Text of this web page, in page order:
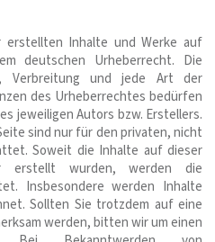
erstellten Inhalte und Werke auf
deutschen Urheberrecht. Die
Verbreitung und jede Art der
des Urheberrechtes bedürfen
jeweiligen Autors bzw. Erstellers.
sind nur für den privaten, nicht
Soweit die Inhalte auf dieser
erstellt wurden, werden die
Insbesondere werden Inhalte
Sollten Sie trotzdem auf eine
werden, bitten wir um einen